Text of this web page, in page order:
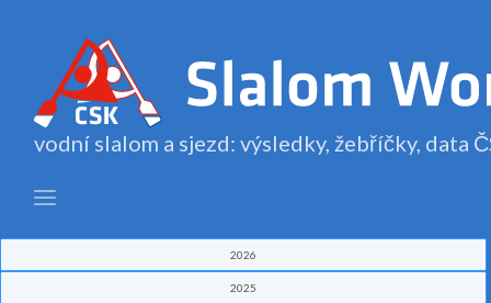
vodní slalom a sjezd: výsledky, žebříčky, data
2026
2025